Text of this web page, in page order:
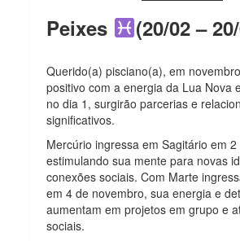
Peixes (20/02 –
Querido(a) pisciano(a), em
positivo com a energia da Lua Nova
no dia 1, surgirão parcerias e
significativos.
Mercúrio ingressa em Sagitário em
estimulando sua mente para novas
conexões sociais. Com Marte
em 4 de novembro, sua energia e
aumentam em projetos em grupo e
sociais.